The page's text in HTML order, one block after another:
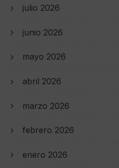
julio 2026
junio 2026
mayo 2026
abril 2026
marzo 2026
febrero 2026
enero 2026